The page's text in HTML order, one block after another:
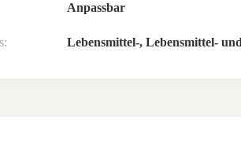
Anpassbar
Lebensmittel-, Lebensmittel-